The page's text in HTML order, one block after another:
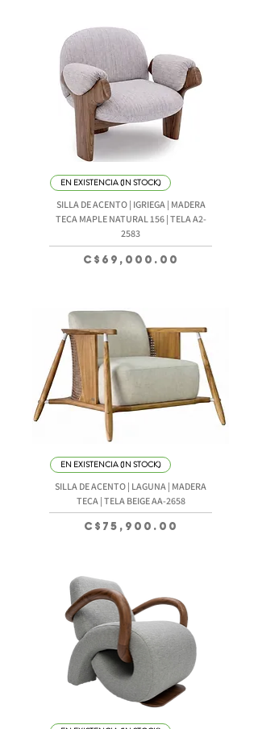
EN EXISTENCIA (IN STOCK)
SILLA DE ACENTO | IGRIEGA | MADERA
TECA MAPLE NATURAL 156 | TELA A2-
2583
Precio
C$69,000.00
EN EXISTENCIA (IN STOCK)
SILLA DE ACENTO | LAGUNA | MADERA
TECA | TELA BEIGE AA-2658
Precio
C$75,900.00